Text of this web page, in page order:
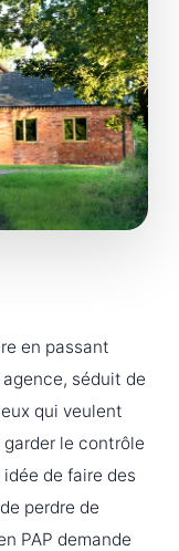
en passant
séduit de
qui veulent
garder le contrôle
de faire des
perdre de
PAP demande